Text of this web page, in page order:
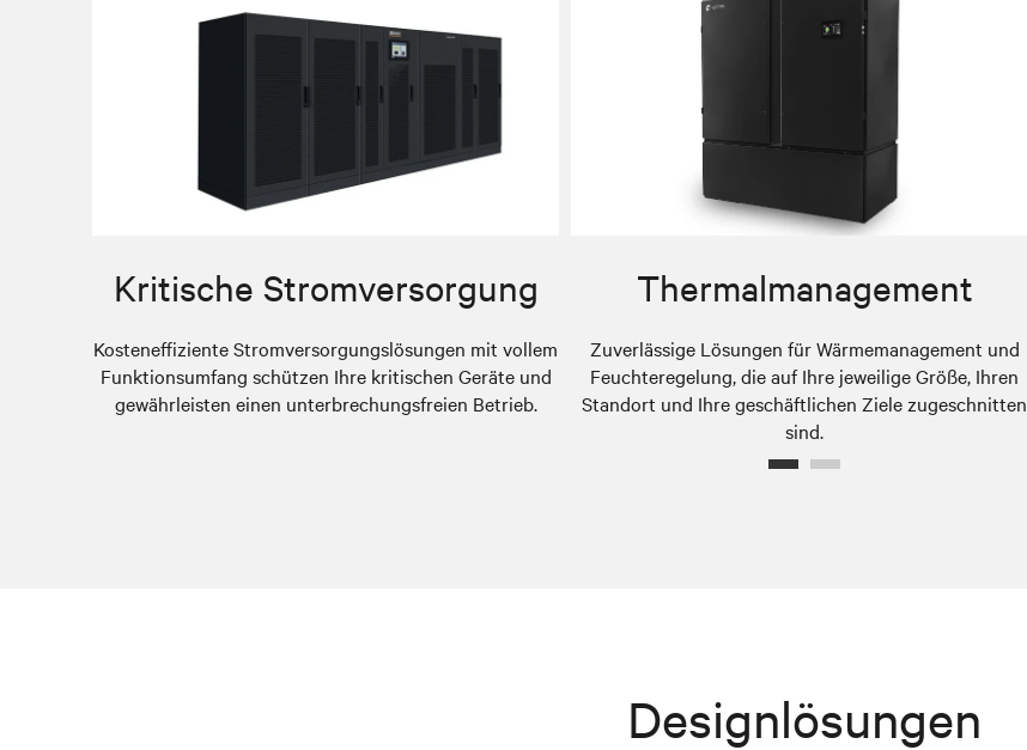
Kritische Stromversorgung
Kosteneffiziente Stromversorgungslösungen mit vollem
Funktionsumfang schützen Ihre kritischen Geräte und
gewährleisten einen unterbrechungsfreien Betrieb.
Thermalmanagement
Zuverlässige Lösungen für Wärmemanagement und
Feuchteregelung, die auf Ihre jeweilige Größe, Ihren
Standort und Ihre geschäftlichen Ziele zugeschnitten
sind.
Designlösungen